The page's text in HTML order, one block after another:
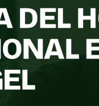
DEL